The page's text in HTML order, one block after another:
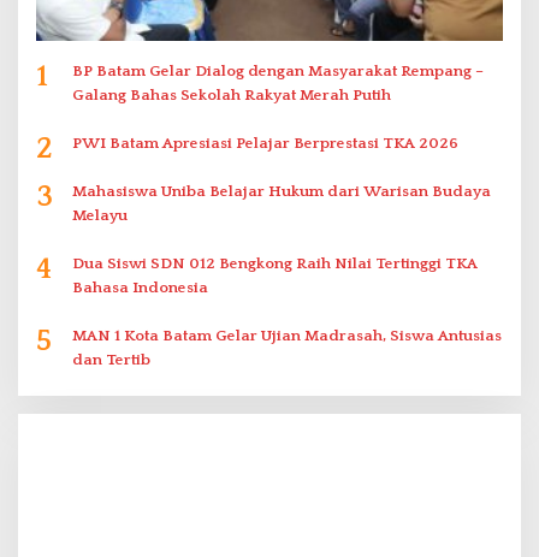
1
BP Batam Gelar Dialog dengan Masyarakat Rempang –
Galang Bahas Sekolah Rakyat Merah Putih
2 PWI Batam Apresiasi Pelajar Berprestasi TKA 2026
3
Mahasiswa Uniba Belajar Hukum dari Warisan Budaya
Melayu
4
Dua Siswi SDN 012 Bengkong Raih Nilai Tertinggi TKA
Bahasa Indonesia
5
MAN 1 Kota Batam Gelar Ujian Madrasah, Siswa Antusias
dan Tertib